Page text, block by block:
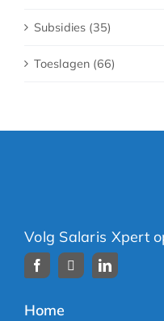
Subsidies (35)
Toeslagen (66)
Volg Salaris Xpert
Home